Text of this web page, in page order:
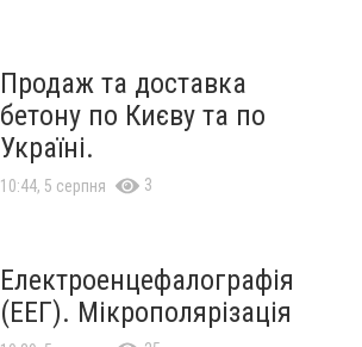
Продаж та доставка
бетону по Києву та по
Україні.
10:44, 5 серпня 3
Електроенцефалографія
(ЕЕГ). Мікрополярізація